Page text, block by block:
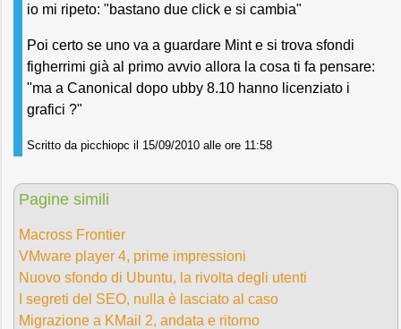
io mi ripeto: "bastano due click e si cambia"
Poi certo se uno va a guardare Mint e si trova sfondi
figherrimi già al primo avvio allora la cosa ti fa pensare:
"ma a Canonical dopo ubby 8.10 hanno licenziato i
grafici ?"
Scritto da picchiopc il 15/09/2010 alle ore 11:58
Pagine simili
Macross Frontier
VMware player 4, prime impressioni
Nuovo sfondo di Ubuntu, la rivolta degli utenti
I segreti del SEO, nulla è lasciato al caso
Migrazione a KMail 2, andata e ritorno